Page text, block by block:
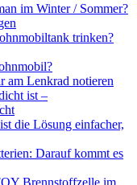
im Winter / Sommer?
trinken?
am Lenkrad notieren
ist –
die Lösung einfacher,
Darauf kommt es
Brennstoffzelle im